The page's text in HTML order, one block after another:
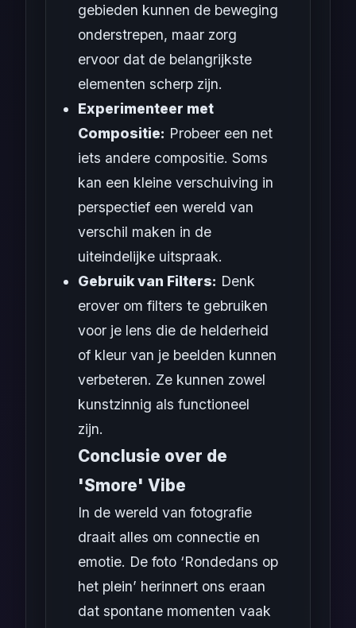
gebieden kunnen de beweging
onderstrepen, maar zorg
ervoor dat de belangrijkste
elementen scherp zijn.
Experimenteer met
Compositie: Probeer een net
iets andere compositie. Soms
kan een kleine verschuiving in
perspectief een wereld van
verschil maken in de
uiteindelijke uitspraak.
Gebruik van Filters: Denk
erover om filters te gebruiken
voor je lens die de helderheid
of kleur van je beelden kunnen
verbeteren. Ze kunnen zowel
kunstzinnig als functioneel
zijn.
Conclusie over de
'Smore' Vibe
In de wereld van fotografie
draait alles om connectie en
emotie. De foto ‘Rondedans op
het plein’ herinnert ons eraan
dat spontane momenten vaak